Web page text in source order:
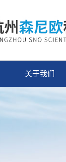
关于我们